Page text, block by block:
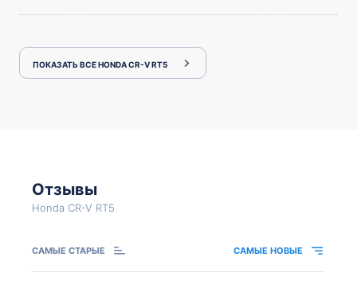
ПОКАЗАТЬ ВСЕ HONDA CR-V RT5
Отзывы
Honda CR-V RT5
САМЫЕ СТАРЫЕ САМЫЕ НОВЫЕ